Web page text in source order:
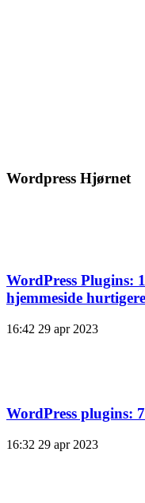
Wordpress Hjørnet
WordPress Plugins:
hjemmeside
16:42 29 apr 2023
WordPress plugins:
16:32 29 apr 2023